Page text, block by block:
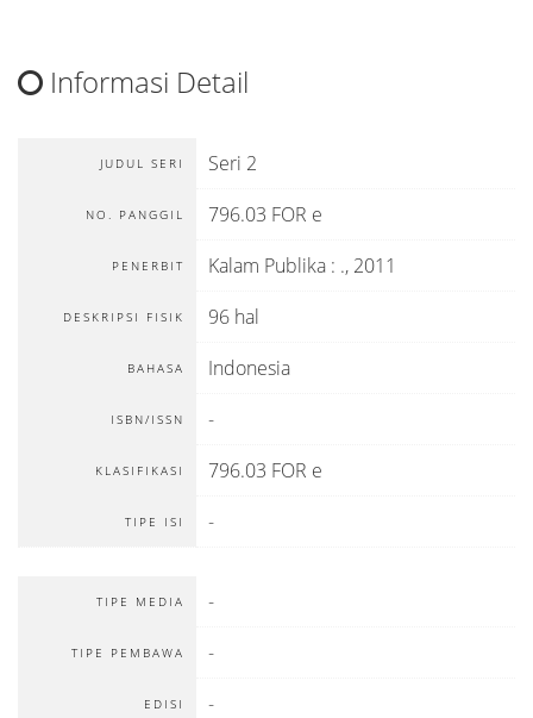
Informasi Detail
JUDUL SERI Seri 2
NO. PANGGIL 796.03 FOR e
PENERBIT Kalam Publika : ., 2011
DESKRIPSI FISIK 96 hal
BAHASA Indonesia
ISBN/ISSN -
KLASIFIKASI 796.03 FOR e
TIPE ISI -
TIPE MEDIA -
TIPE PEMBAWA -
EDISI -